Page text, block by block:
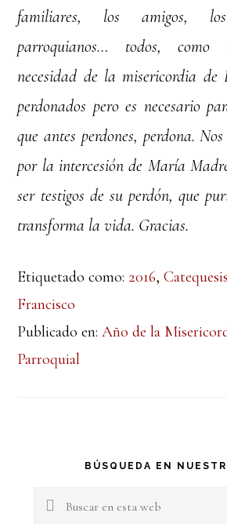
familiares, los amigos,
parroquianos… todos, como
necesidad de la misericordia de
perdonados pero es necesario
que antes perdones, perdona.
por la intercesión de María
ser testigos de su perdón, que
transforma la vida. Gracias.
Etiquetado como: 2016,Catequesis
Francisco
Publicado en:Año de la
Parroquial
Barra
lateral
BÚSQUEDA EN
Buscar